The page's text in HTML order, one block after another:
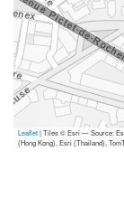
Leaflet| Tiles © Esri — Source:
(Hong Kong), Esri (Thailand),